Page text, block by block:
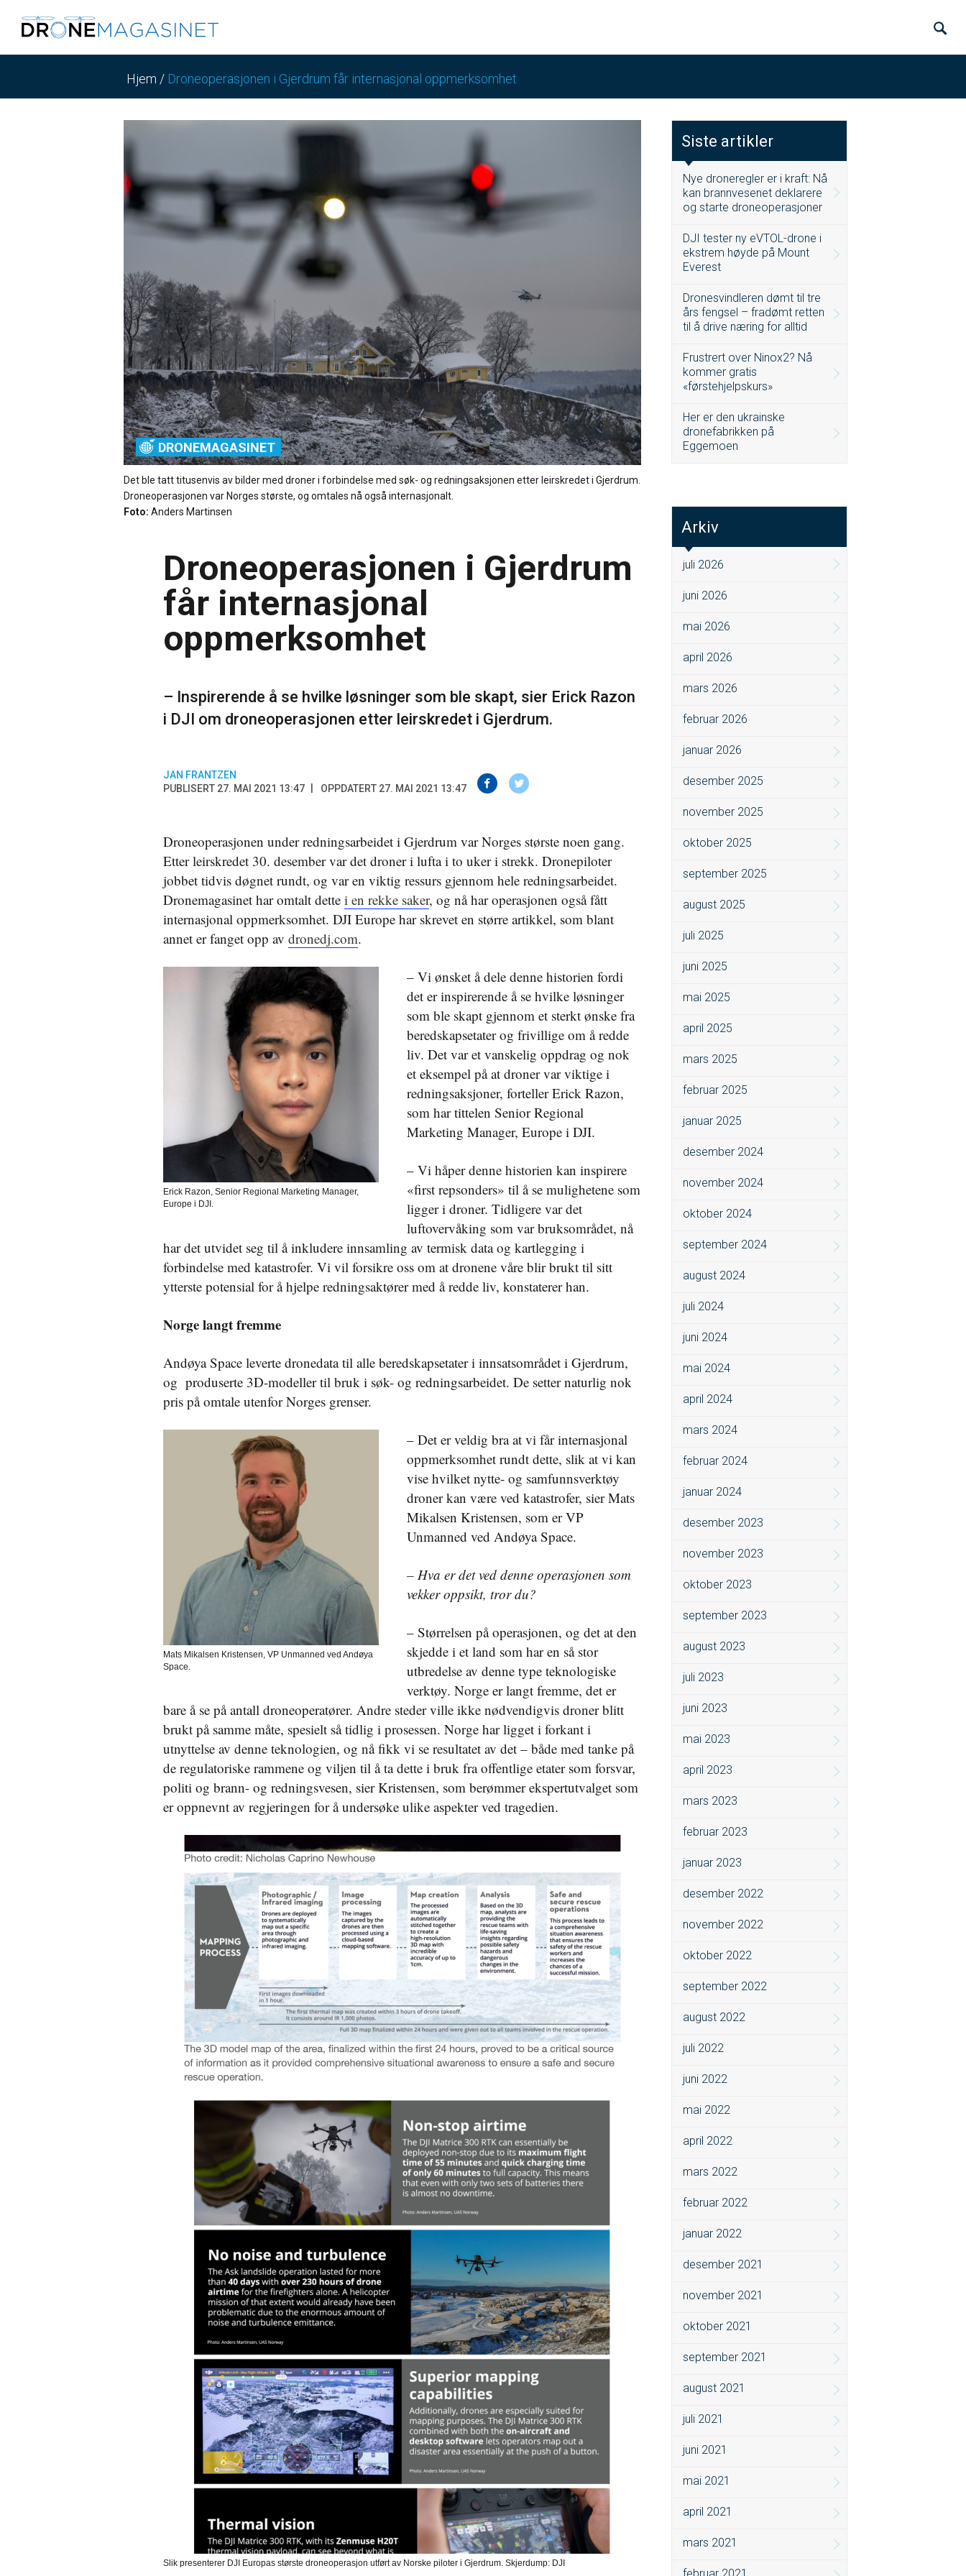
Hjem / Droneoperasjonen i Gjerdrum får internasjonal oppmerksomhet
DRONEMAGASINET
Det ble tatt titusenvis av bilder med droner i forbindelse med søk- og redningsaksjonen etter leirskredet i Gjerdrum.
Droneoperasjonen var Norges største, og omtales nå også internasjonalt.
Foto: Anders Martinsen
Droneoperasjonen i Gjerdrum
får internasjonal
oppmerksomhet
– Inspirerende å se hvilke løsninger som ble skapt, sier Erick Razon
i DJI om droneoperasjonen etter leirskredet i Gjerdrum.
JAN FRANTZEN
PUBLISERT 27. MAI 2021 13:47
OPPDATERT 27. MAI 2021 13:47
Droneoperasjonen under redningsarbeidet i Gjerdrum var Norges største noen gang.
Etter leirskredet 30. desember var det droner i lufta i to uker i strekk. Dronepiloter
jobbet tidvis døgnet rundt, og var en viktig ressurs gjennom hele redningsarbeidet.
Dronemagasinet har omtalt dette i en rekke saker, og nå har operasjonen også fått
internasjonal oppmerksomhet. DJI Europe har skrevet en større artikkel, som blant
annet er fanget opp av dronedj.com.
Erick Razon, Senior Regional Marketing Manager,
Europe i DJI.
– Vi ønsket å dele denne historien fordi
det er inspirerende å se hvilke løsninger
som ble skapt gjennom et sterkt ønske fra
beredskapsetater og frivillige om å redde
liv. Det var et vanskelig oppdrag og nok
et eksempel på at droner var viktige i
redningsaksjoner, forteller Erick Razon,
som har tittelen Senior Regional
Marketing Manager, Europe i DJI.
– Vi håper denne historien kan inspirere
«first repsonders» til å se mulighetene som
ligger i droner. Tidligere var det
luftovervåking som var bruksområdet, nå
har det utvidet seg til å inkludere innsamling av termisk data og kartlegging i
forbindelse med katastrofer. Vi vil forsikre oss om at dronene våre blir brukt til sitt
ytterste potensial for å hjelpe redningsaktører med å redde liv, konstaterer han.
Norge langt fremme
Andøya Space leverte dronedata til alle beredskapsetater i innsatsområdet i Gjerdrum,
og produserte 3D-modeller til bruk i søk- og redningsarbeidet. De setter naturlig nok
pris på omtale utenfor Norges grenser.
Mats Mikalsen Kristensen, VP Unmanned ved Andøya
Space.
– Det er veldig bra at vi får internasjonal
oppmerksomhet rundt dette, slik at vi kan
vise hvilket nytte- og samfunnsverktøy
droner kan være ved katastrofer, sier Mats
Mikalsen Kristensen, som er VP
Unmanned ved Andøya Space.
– Hva er det ved denne operasjonen som
vekker oppsikt, tror du?
– Størrelsen på operasjonen, og det at den
skjedde i et land som har en så stor
utbredelse av denne type teknologiske
verktøy. Norge er langt fremme, det er
bare å se på antall droneoperatører. Andre steder ville ikke nødvendigvis droner blitt
brukt på samme måte, spesielt så tidlig i prosessen. Norge har ligget i forkant i
utnyttelse av denne teknologien, og nå fikk vi se resultatet av det – både med tanke på
de regulatoriske rammene og viljen til å ta dette i bruk fra offentlige etater som forsvar,
politi og brann- og redningsvesen, sier Kristensen, som berømmer ekspertutvalget som
er oppnevnt av regjeringen for å undersøke ulike aspekter ved tragedien.
Slik presenterer DJI Europas største droneoperasjon utført av Norske piloter i Gjerdrum. Skjerdump: DJI
Siste artikler
Nye droneregler er i kraft: Nå
kan brannvesenet deklarere
og starte droneoperasjoner
DJI tester ny eVTOL-drone i
ekstrem høyde på Mount
Everest
Dronesvindleren dømt til tre
års fengsel – fradømt retten
til å drive næring for alltid
Frustrert over Ninox2? Nå
kommer gratis
«førstehjelpskurs»
Her er den ukrainske
dronefabrikken på
Eggemoen
Arkiv
juli 2026
juni 2026
mai 2026
april 2026
mars 2026
februar 2026
januar 2026
desember 2025
november 2025
oktober 2025
september 2025
august 2025
juli 2025
juni 2025
mai 2025
april 2025
mars 2025
februar 2025
januar 2025
desember 2024
november 2024
oktober 2024
september 2024
august 2024
juli 2024
juni 2024
mai 2024
april 2024
mars 2024
februar 2024
januar 2024
desember 2023
november 2023
oktober 2023
september 2023
august 2023
juli 2023
juni 2023
mai 2023
april 2023
mars 2023
februar 2023
januar 2023
desember 2022
november 2022
oktober 2022
september 2022
august 2022
juli 2022
juni 2022
mai 2022
april 2022
mars 2022
februar 2022
januar 2022
desember 2021
november 2021
oktober 2021
september 2021
august 2021
juli 2021
juni 2021
mai 2021
april 2021
mars 2021